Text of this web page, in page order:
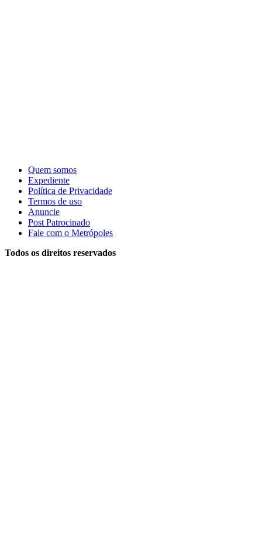
Quem somos
Expediente
Política de Privacidade
Termos de uso
Anuncie
Post Patrocinado
Fale com o Metrópoles
Todos os direitos reservados